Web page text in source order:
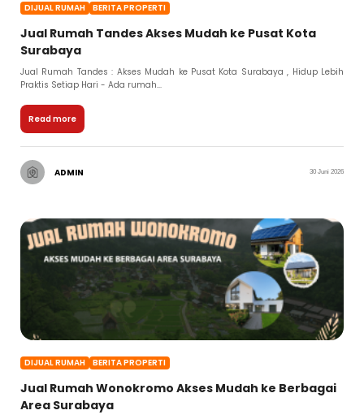
DIJUAL RUMAH BERITA PROPERTI
Jual Rumah Tandes Akses Mudah ke Pusat Kota
Surabaya
Jual Rumah Tandes : Akses Mudah ke Pusat Kota Surabaya , Hidup Lebih
Praktis Setiap Hari - Ada rumah...
Read more
ADMIN 30 Juni 2026
DIJUAL RUMAH BERITA PROPERTI
Jual Rumah Wonokromo Akses Mudah ke Berbagai
Area Surabaya